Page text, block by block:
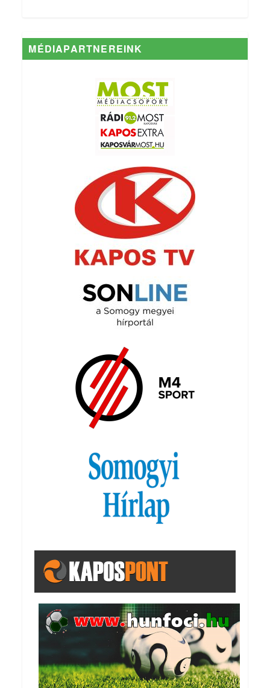
MÉDIAPARTNEREINK